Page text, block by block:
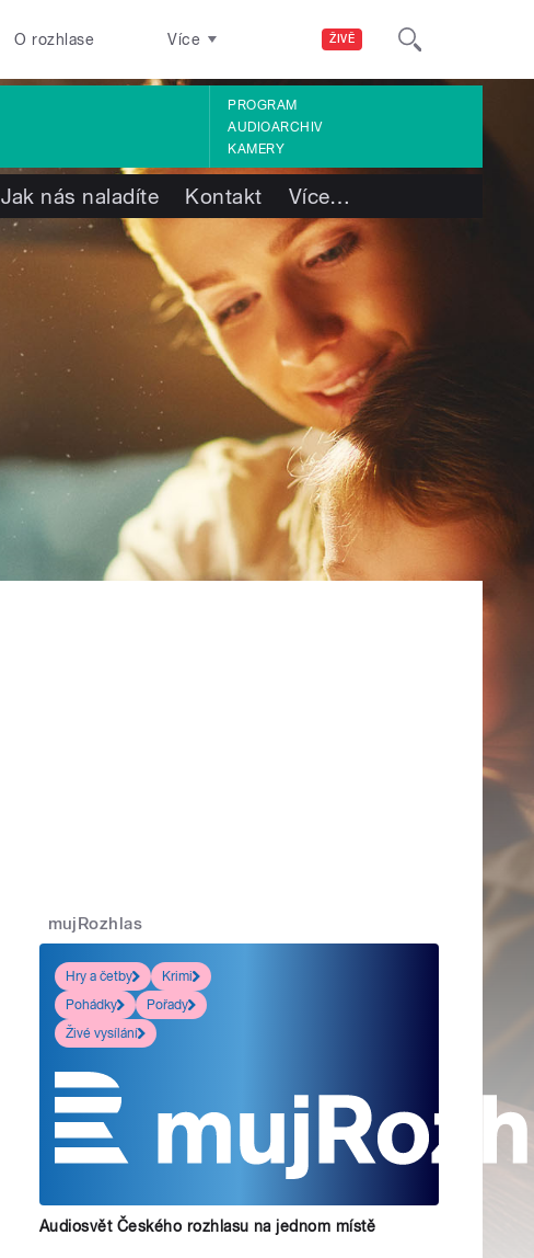
ŽIVĚ
O rozhlase Více
PROGRAM
AUDIOARCHIV
KAMERY
Jak nás naladíte Kontakt Více…
mujRozhlas
Hry a četby
Krimi
Pohádky
Pořady
Živé vysílání
Audiosvět Českého rozhlasu na jednom místě